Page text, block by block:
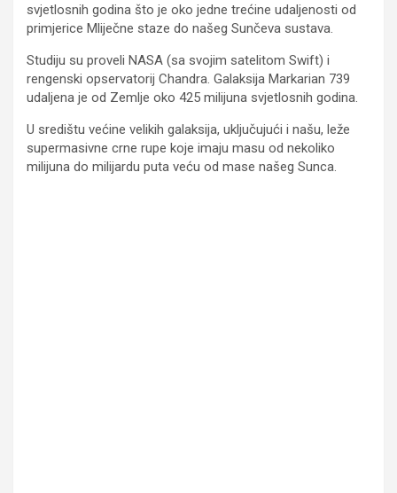
svjetlosnih godina što je oko jedne trećine udaljenosti od
primjerice Mliječne staze do našeg Sunčeva sustava.
Studiju su proveli NASA (sa svojim satelitom Swift) i
rengenski opservatorij Chandra. Galaksija Markarian 739
udaljena je od Zemlje oko 425 milijuna svjetlosnih godina.
U središtu većine velikih galaksija, uključujući i našu, leže
supermasivne crne rupe koje imaju masu od nekoliko
milijuna do milijardu puta veću od mase našeg Sunca.